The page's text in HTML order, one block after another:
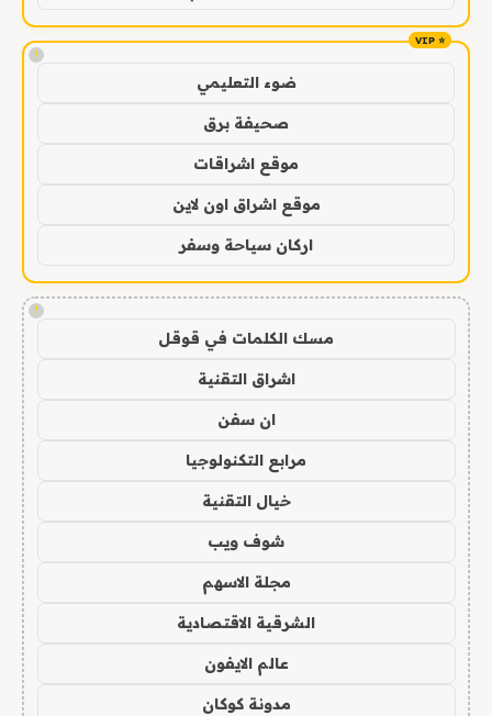
!
ضوء التعليمي
صحيفة برق
موقع اشراقات
موقع اشراق اون لاين
اركان سياحة وسفر
!
مسك الكلمات في قوقل
اشراق التقنية
ان سفن
مرابع التكنولوجيا
خيال التقنية
شوف ويب
مجلة الاسهم
الشرقية الاقتصادية
عالم الايفون
مدونة كوكان